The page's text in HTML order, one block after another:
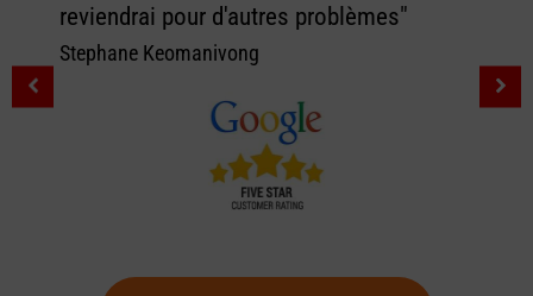
reviendrai pour d'autres problèmes"
Stephane Keomanivong